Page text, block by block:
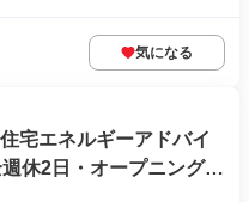
気になる
宅エネルギーアドバイ
休2日・オープニングメ